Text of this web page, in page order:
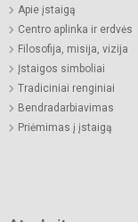
Apie įstaigą
Centro aplinka ir erdvės
Filosofija, misija, vizija
Įstaigos simboliai
Tradiciniai renginiai
Bendradarbiavimas
Priėmimas į įstaigą